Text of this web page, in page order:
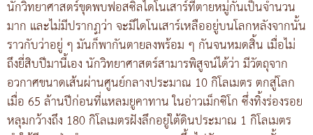
นักวิทยาศาสตร์ขุดพบฟอสซิลไดโนเสาร์ที่ตายหมู่กันเป็นจำนวน
มาก และไม่มีปรากฏว่า จะมีไดโนเสาร์เหลืออยู่บนโลกหลังจากนั้น
ราวกับว่าอยู่ ๆ มันก็พากันตายลงพร้อม ๆ กันจนหมดสิ้น เมื่อไม่
ถึงยี่สิบปีมานี้เอง นักวิทยาศาสตร์สามารพิสูจน์ได้ว่า มีวัตถุจาก
อวกาศขนาดเส้นผ่านศูนย์กลางประมาณ 10 กิโลเมตร ตกสู่โลก
เมื่อ 65 ล้านปีก่อนที่แหลมยูคาทาน ในอ่าวเม็กซิโก ซึ่งทิ้งร่องรอย
หลุมกว้างถึง 180 กิโลเมตรฝังลึกอยู่ใต้ดินประมาณ 1 กิโลเมตร